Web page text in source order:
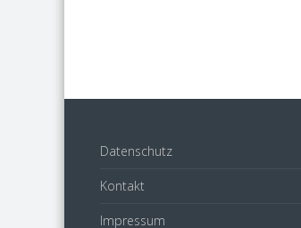
Datenschutz
Kontakt
Impressum